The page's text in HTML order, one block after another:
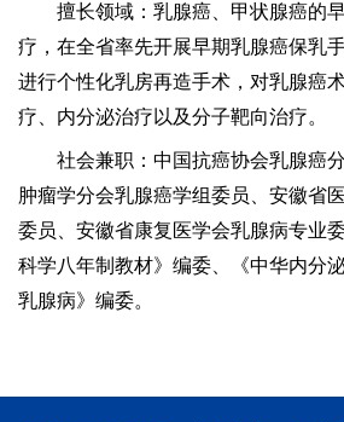
擅长领域：乳腺癌、甲状腺癌的
疗，在全省率先开展早期乳腺癌保乳
进行个性化乳房再造手术，对乳腺癌
疗、内分泌治疗以及分子靶向治疗。
社会兼职：中国抗癌协会乳腺癌
肿瘤学分会乳腺癌学组委员、安徽省
委员、安徽省康复医学会乳腺病专业
科学八年制教材》编委、《中华内分
乳腺病》编委。